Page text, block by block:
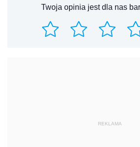
Twoja opinia jest dla nas
REKLAMA